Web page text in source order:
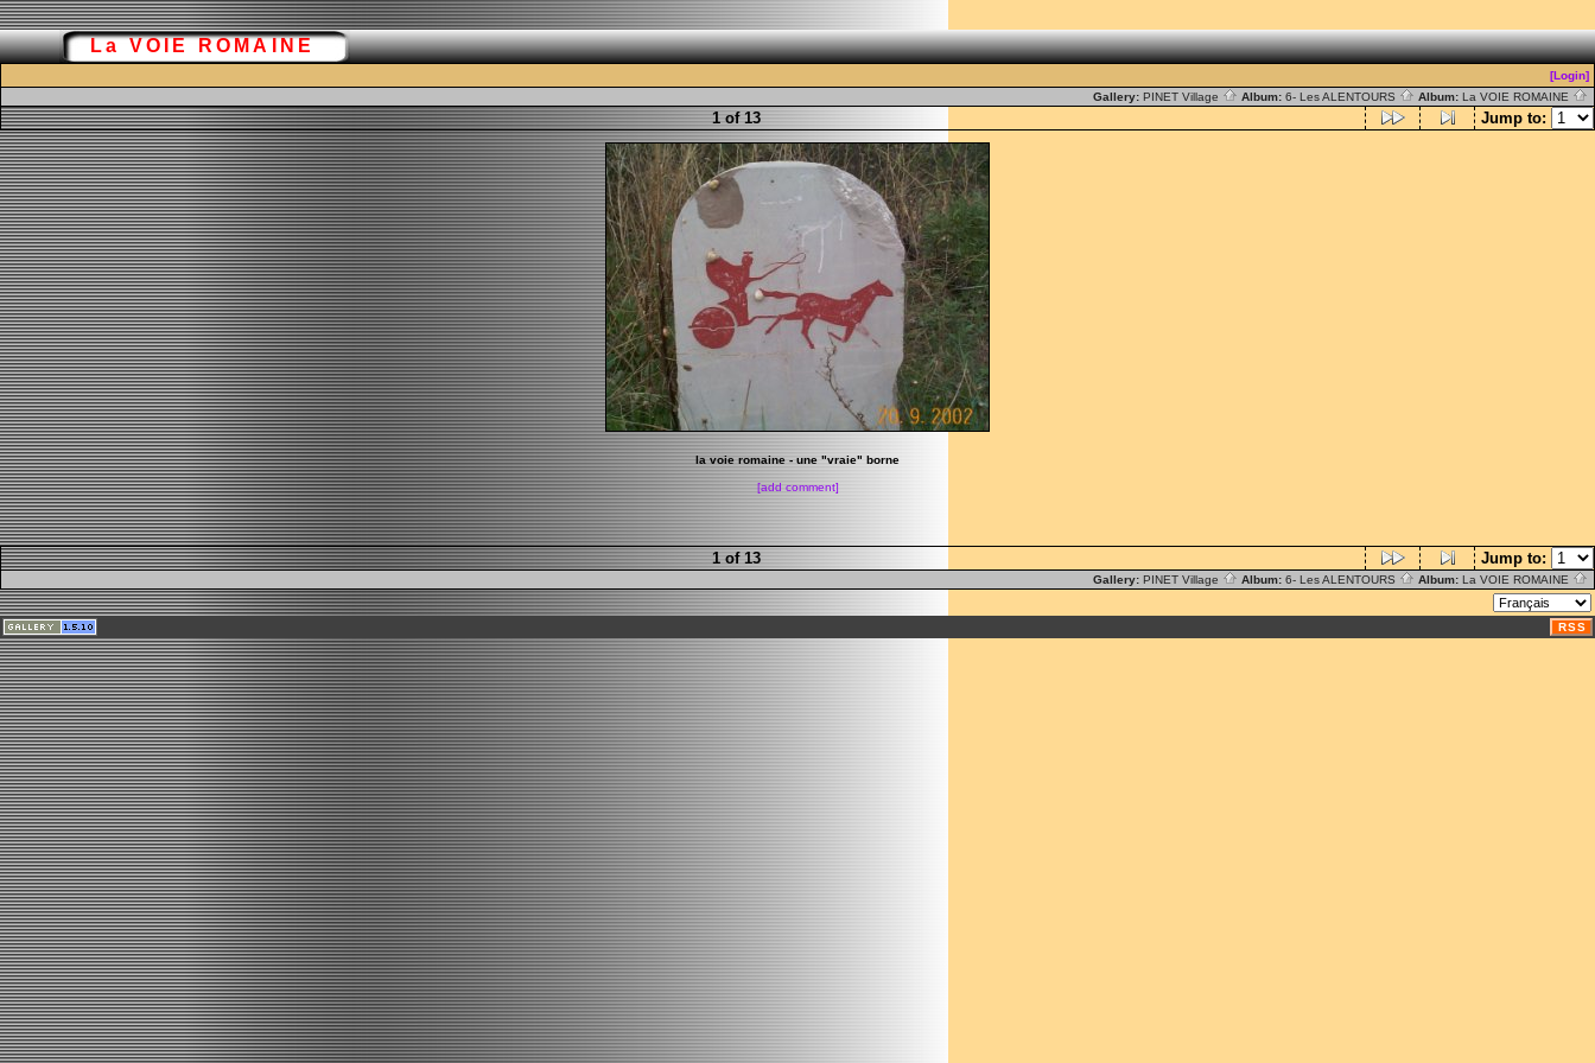
La VOIE ROMAINE
[Login]
Gallery: PINET Village Album: 6- Les ALENTOURS Album: La VOIE ROMAINE
1 of 13 Jump to:
la voie romaine - une "vraie" borne
[add comment]
1 of 13 Jump to:
Gallery: PINET Village Album: 6- Les ALENTOURS Album: La VOIE ROMAINE
RSS